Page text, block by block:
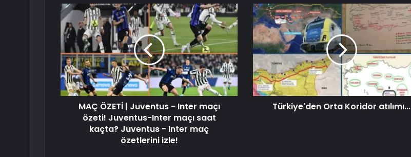
MAÇ ÖZETİ | Juventus - Inter maçı
özeti! Juventus-Inter maçı saat
kaçta? Juventus - Inter maç
özetlerini izle!
Türkiye'den Orta Koridor atılımı...